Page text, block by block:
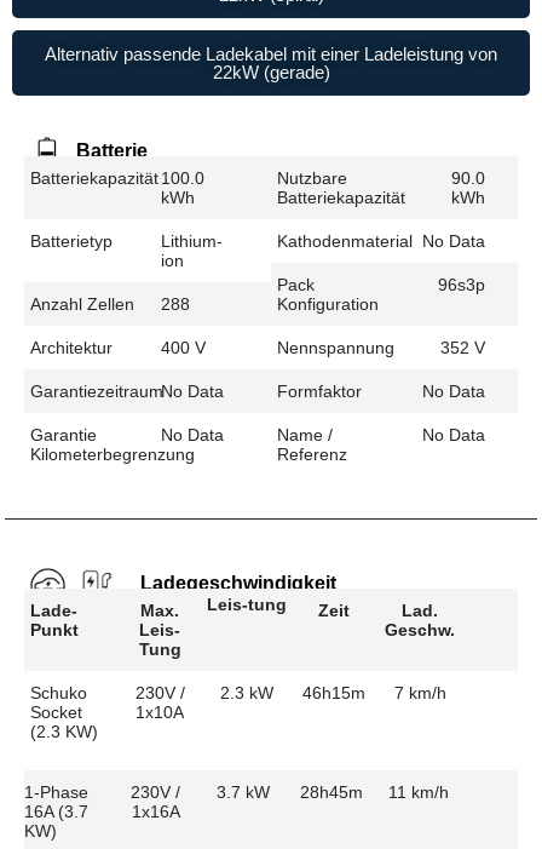
Alternativ passende Ladekabel mit einer Ladeleistung von
22kW (gerade)
Batterie
Batteriekapazität100.0
kWh
Batterietyp
Lithium-
ion
Anzahl Zellen 288
Architektur 400 V
GarantiezeitraumNo Data
Garantie
Kilometerbegrenzung
No Data
Nutzbare
Batteriekapazität
90.0
kWh
Kathodenmaterial No Data
Pack
Konfiguration
96s3p
Nennspannung 352 V
Formfaktor No Data
Name /
Referenz
No Data
Ladegeschwindigkeit
Lade-
Punkt
Max.
Leis-
Tung
Leis-tung Zeit
Lad.
Geschw.
Schuko
Socket
(2.3 KW)
230V /
1x10A
2.3 kW 46h15m 7 km/h
1-Phase
16A (3.7
KW)
230V /
1x16A
3.7 kW 28h45m 11 km/h